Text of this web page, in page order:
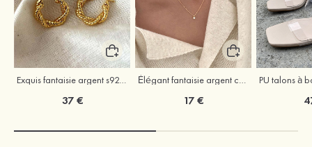
Exquis fantaisie argent s925 boucles d'oreilles
37 €
Élégant fantaisie argent colliers avec zircone cubique
17 €